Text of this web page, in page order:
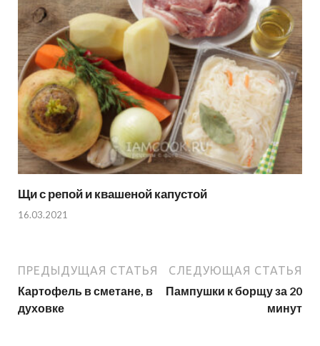
Щи с репой и квашеной капустой
16.03.2021
ПРЕДЫДУЩАЯ СТАТЬЯ
Картофель в сметане, в
духовке
СЛЕДУЮЩАЯ СТАТЬЯ
Пампушки к борщу за 20
минут